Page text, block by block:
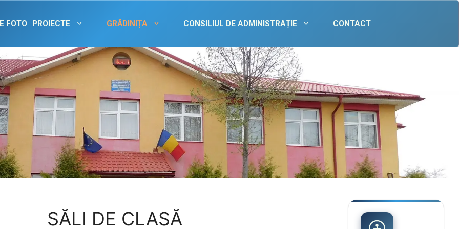
FOTO PROIECTE GRĂDINIȚA CONSILIUL DE ADMINISTRAȚIE CONTACT
SĂLI DE CLASĂ